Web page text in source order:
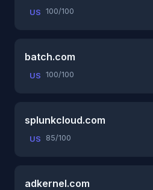
US 100/100
batch.com
US 100/100
splunkcloud.com
US 85/100
adkernel.com